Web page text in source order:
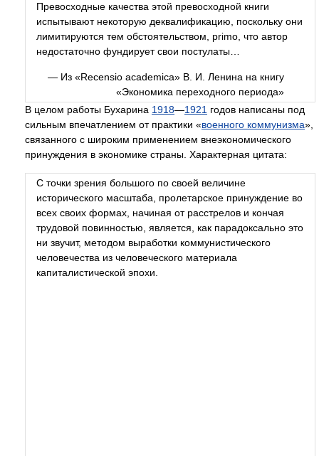
Превосходные качества этой превосходной книги
испытывают некоторую деквалификацию, поскольку они
лимитируются тем обстоятельством, primo, что автор
недостаточно фундирует свои постулаты…
— Из «Recensio academica» В. И. Ленина на книгу
«Экономика переходного периода»
В целом работы Бухарина 1918—1921 годов написаны под
сильным впечатлением от практики «военного коммунизма»,
связанного с широким применением внеэкономического
принуждения в экономике страны. Характерная цитата:
С точки зрения большого по своей величине
исторического масштаба, пролетарское принуждение во
всех своих формах, начиная от расстрелов и кончая
трудовой повинностью, является, как парадоксально это
ни звучит, методом выработки коммунистического
человечества из человеческого материала
капиталистической эпохи.